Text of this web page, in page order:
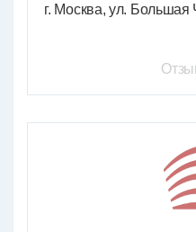
г. Москва, ул. Большая